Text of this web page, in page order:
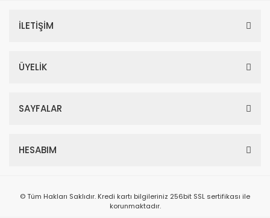
İLETİŞİM
ÜYELİK
SAYFALAR
HESABIM
© Tüm Hakları Saklıdır. Kredi kartı bilgileriniz 256bit SSL sertifikası ile
korunmaktadır.